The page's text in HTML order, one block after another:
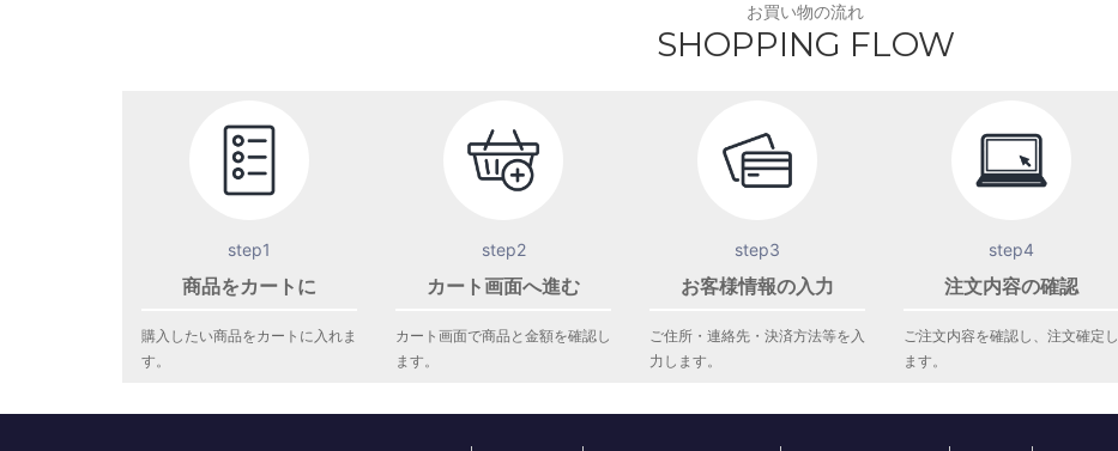
お買い物の流れ
SHOPPING FLOW
step1
商品をカートに
購入したい商品をカートに入れま
す。
step2
カート画面へ進む
カート画面で商品と金額を確認し
ます。
step3
お客様情報の入力
ご住所・連絡先・決済方法等を入
力します。
step4
注文内容の確認
ご注文内容を確認し、注文確定し
ます。